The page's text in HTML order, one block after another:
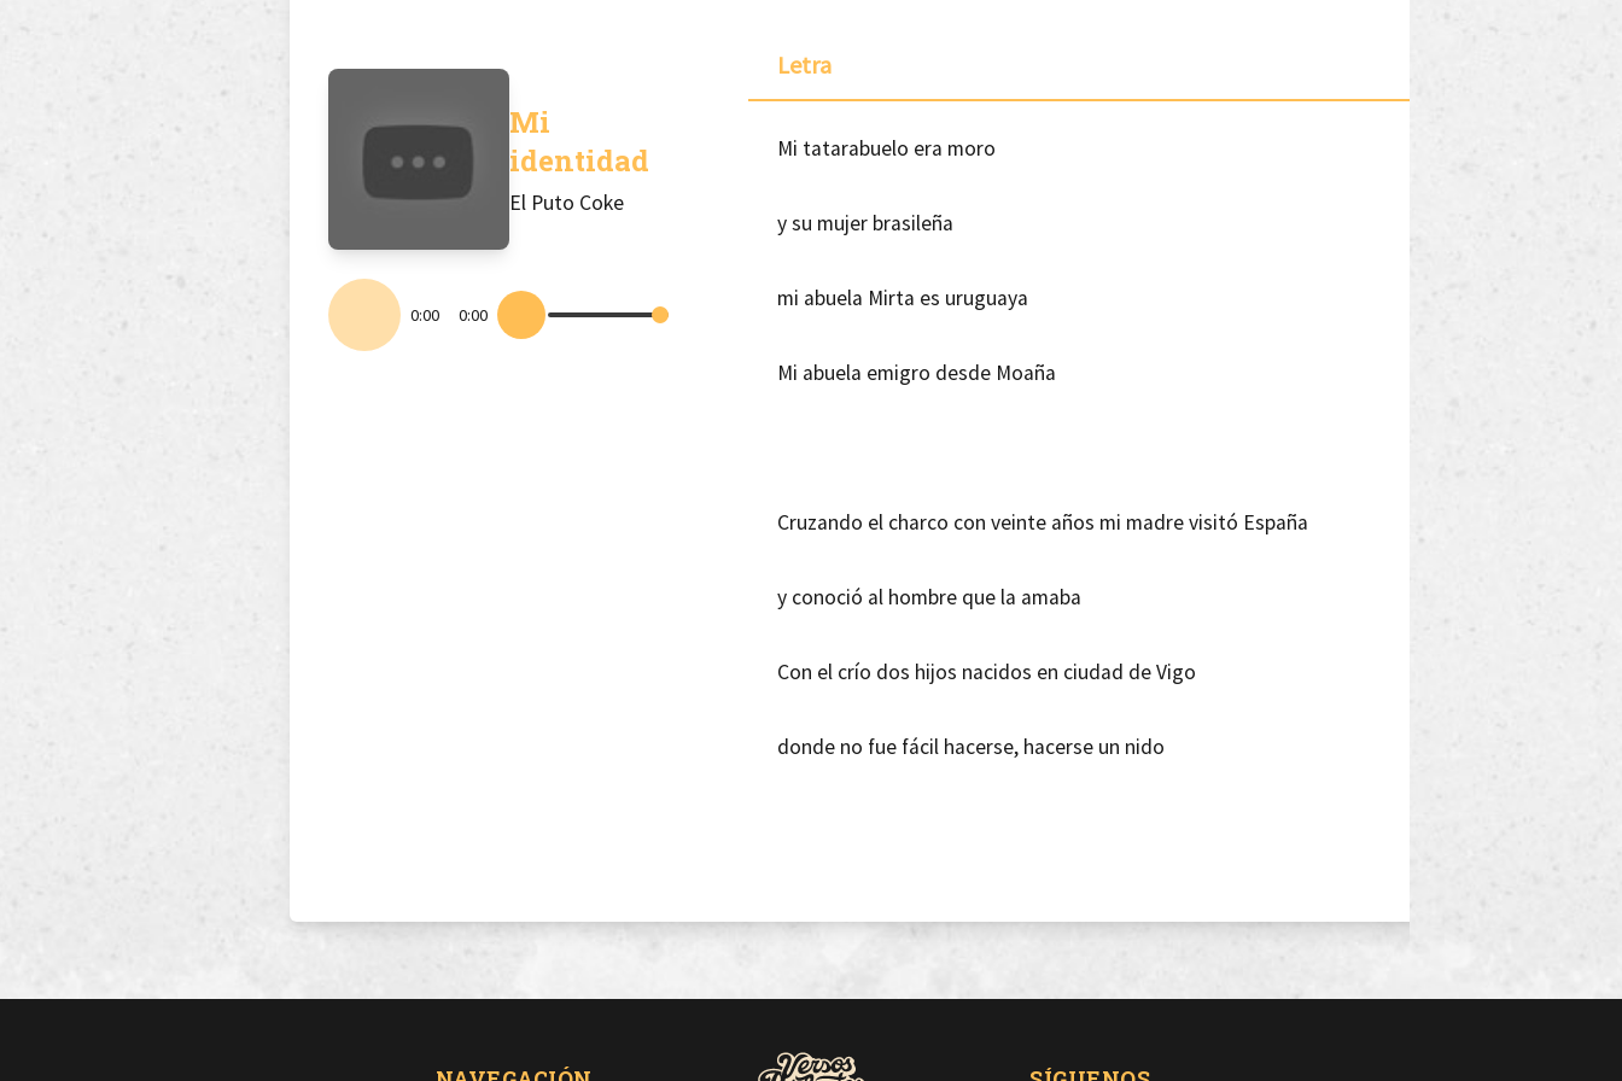
Mi
identidad
El Puto Coke
0:00 0:00
Letra
Mi tatarabuelo era moro
y su mujer brasileña
mi abuela Mirta es uruguaya
Mi abuela emigro desde Moaña
Cruzando el charco con veinte años mi madre visitó España
y conoció al hombre que la amaba
Con el crío dos hijos nacidos en ciudad de Vigo
donde no fue fácil hacerse, hacerse un nido
Pero mi tierra será siempre gallega